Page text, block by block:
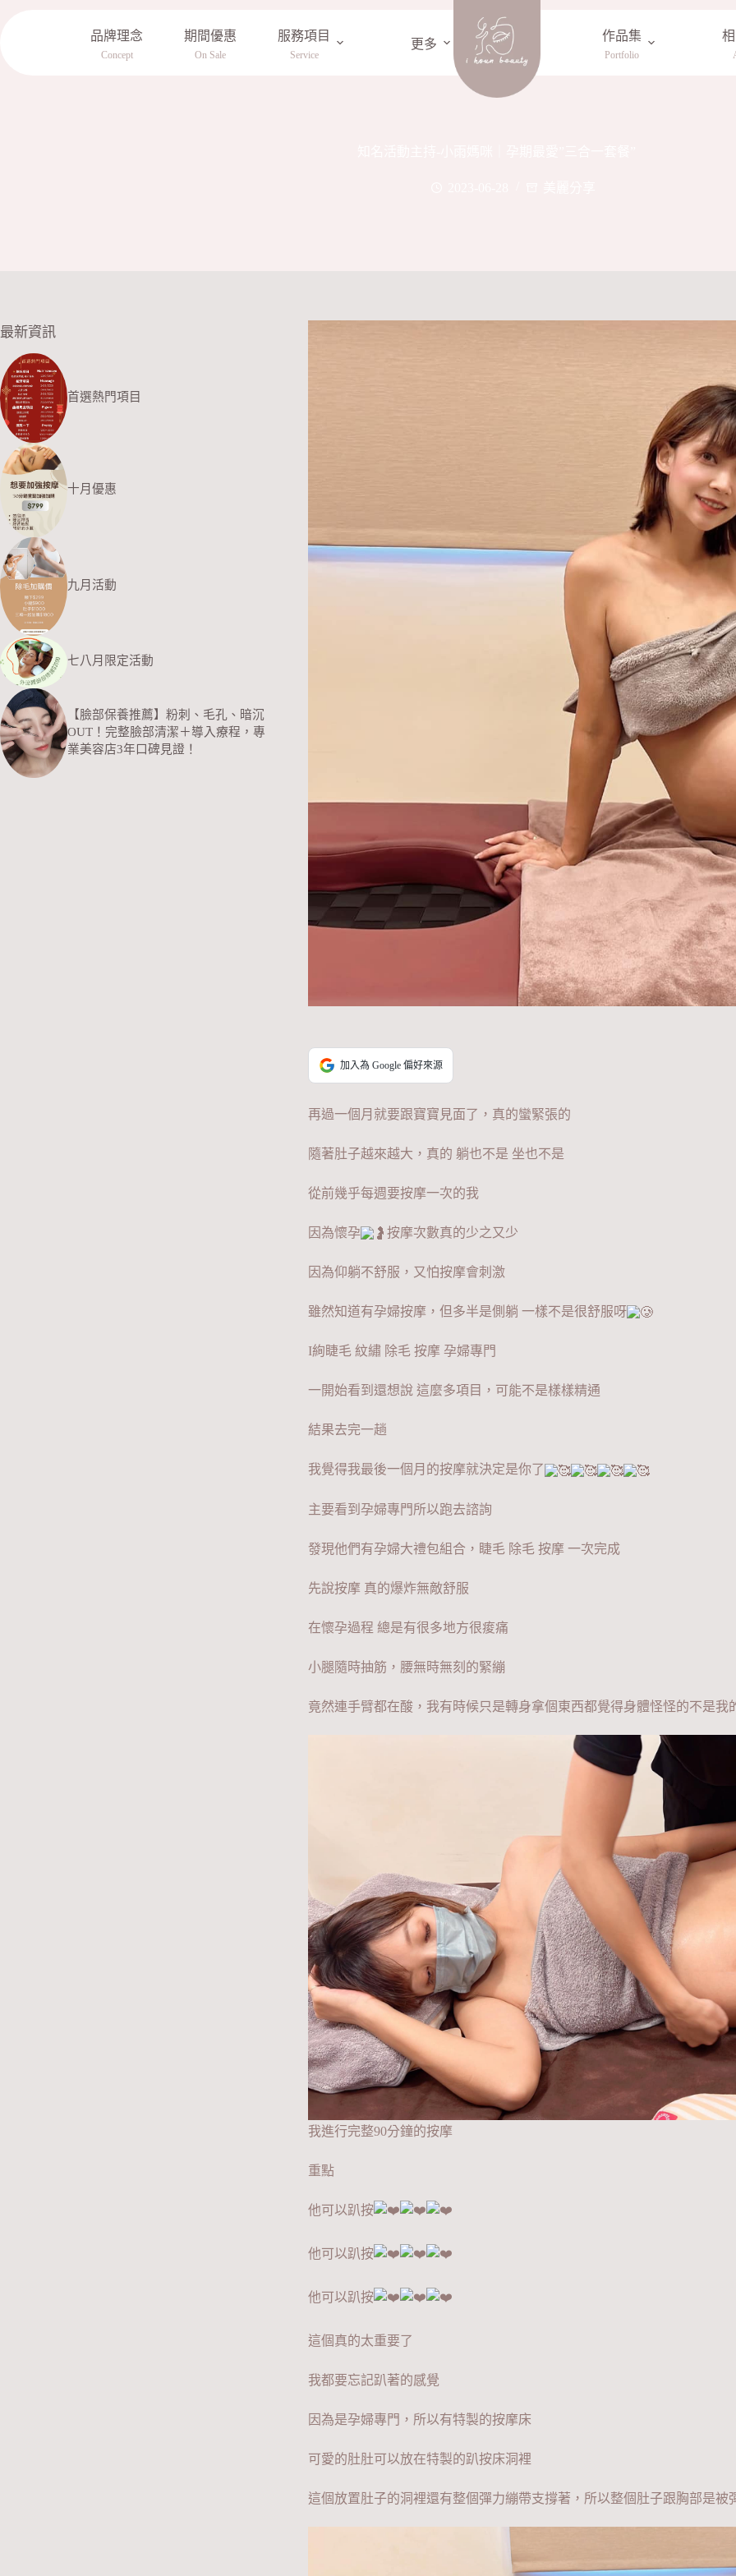
品牌理念
Concept
期間優惠
On Sale
服務項目
Service
更多
作品集
Portfolio
加入為 Google 偏好來源
再過一個月就要跟寶寶見面了，真的蠻緊張的
隨著肚子越來越大，真的 躺也不是 坐也不是
從前幾乎每週要按摩一次的我
因為懷孕 按摩次數真的少之又少
因為仰躺不舒服，又怕按摩會刺激
雖然知道有孕婦按摩，但多半是側躺 一樣不是很舒服呀
I絢睫毛 紋繡 除毛 按摩 孕婦專門
一開始看到還想說 這麼多項目，可能不是樣樣精通
結果去完一趟
我覺得我最後一個月的按摩就決定是你了
主要看到孕婦專門所以跑去諮詢
發現他們有孕婦大禮包組合，睫毛 除毛 按摩 一次完成
先說按摩 真的爆炸無敵舒服
在懷孕過程 總是有很多地方很痠痛
小腿隨時抽筋，腰無時無刻的緊繃
竟然連手臂都在酸，我有時候只是轉身拿個東西都覺得身體怪怪的不是我
我進行完整90分鐘的按摩
重點
他可以趴按
他可以趴按
他可以趴按
這個真的太重要了
我都要忘記趴著的感覺
因為是孕婦專門，所以有特製的按摩床
可愛的肚肚可以放在特製的趴按床洞裡
這個放置肚子的洞裡還有整個彈力繃帶支撐著，所以整個肚子跟胸部是被
最新資訊
首選熱門項目
十月優惠
九月活動
七八月限定活動
【臉部保養推薦】粉刺、毛孔、暗沉
OUT！完整臉部清潔＋導入療程，專
業美容店3年口碑見證！